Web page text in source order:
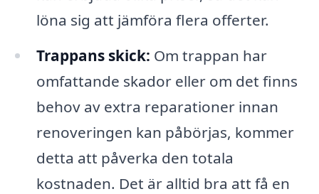
löna sig att jämföra flera offerter.
Trappans skick: Om trappan har
omfattande skador eller om det finns
behov av extra reparationer innan
renoveringen kan påbörjas, kommer
detta att påverka den totala
kostnaden. Det är alltid bra att få en